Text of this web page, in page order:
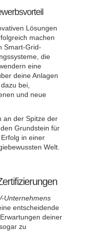
Lösungen
machen
Smart-Grid-
die
eine
deine Anlagen
bei,
und neue
an der Spitze der
Grundstein für
in einer
Welt.
Unternehmens
entscheidende
deiner
zu